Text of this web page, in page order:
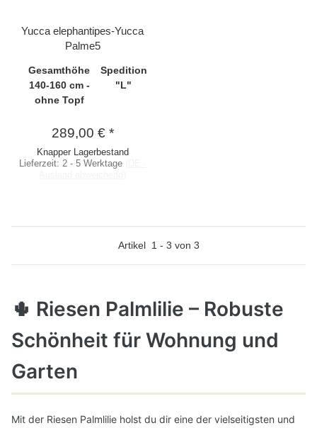
Yucca elephantipes-Yucca
Palme5
Gesamthöhe
140-160 cm -
ohne Topf
Spedition
"L"
289,00 € *
Knapper Lagerbestand
Lieferzeit: 2 - 5 Werktage
Artikel 1 - 3 von 3
🌵 Riesen Palmlilie – Robuste
Schönheit für Wohnung und
Garten
Mit der Riesen Palmlilie holst du dir eine der vielseitigsten und